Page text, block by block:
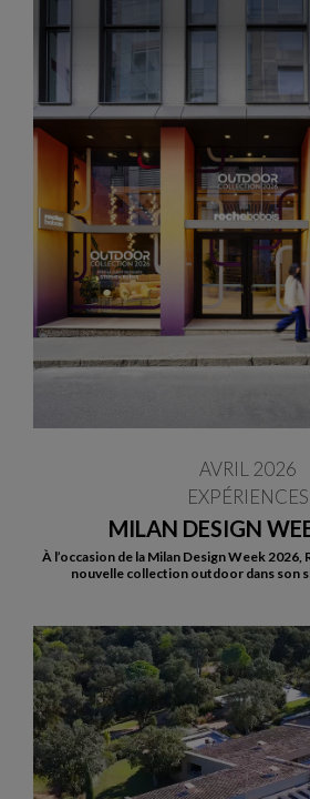
MILAN DESIGN
AVRIL 2026
EXPÉRIENCES
À l’occasion de la Milan Design Week
nouvelle collection outdoor dans son